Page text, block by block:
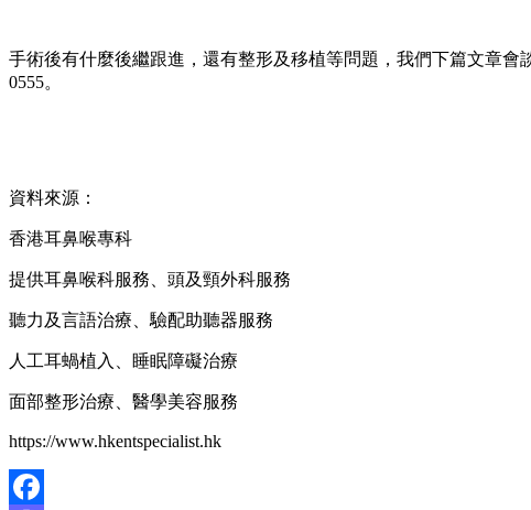
手術後有什麼後繼跟進，還有整形及移植等問題，我們下篇文章會
0555。
資料來源：
香港耳鼻喉專科
提供耳鼻喉科服務、頭及頸外科服務
聽力及言語治療、驗配助聽器服務
人工耳蝸植入、睡眠障礙治療
面部整形治療、醫學美容服務
https://www.hkentspecialist.hk